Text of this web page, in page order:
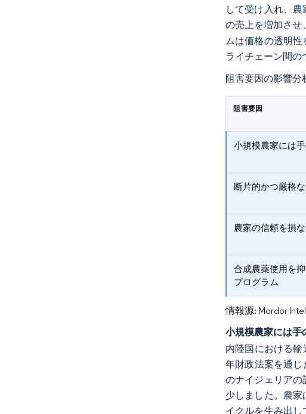
して受け入れ、
の売上を増加させ
ムは価格の透明
ライチェーン間の
阻害要因の影響分
阻害要因
小規模農家には
断片的かつ厳格
農家の信頼を損
合成農薬使用を
プログラム
情報源: Mordor
小規模農家には手
内陸国における
年財政法案を通じ
のナイジェリアの
少しました。農
イクルを生み出